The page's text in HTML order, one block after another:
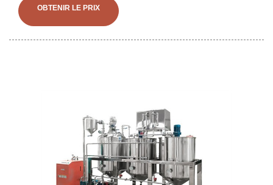
et de distillation d'huile de haute qualité. Huile sous-critique et amp;
Technologie d'extraction d'oléorésine. Proposer des équipements
colorants alimentaires, etc. Doté d'une extraction à basse
OBTENIR LE PRIX